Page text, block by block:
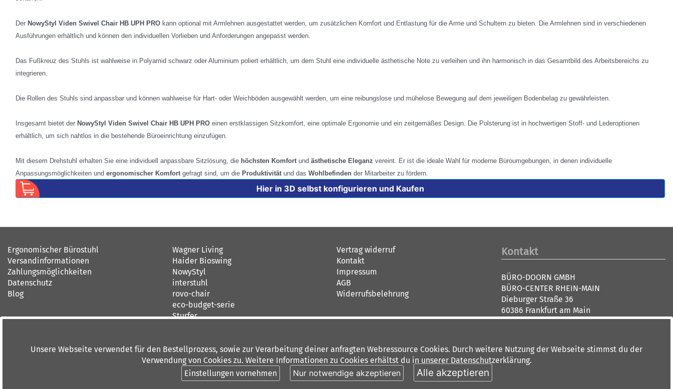
Der NowyStyl Viden Swivel Chair HB UPH PRO kann optional mit Armlehnen ausgestattet werden, um zusätzlichen Komfort und Entlastung für die Arme und Schultern zu bieten. Die Armlehnen sind in verschiedenen
Ausführungen erhältlich und können den individuellen Vorlieben und Anforderungen angepasst werden.
Das Fußkreuz des Stuhls ist wahlweise in Polyamid schwarz oder Aluminium poliert erhältlich, um dem Stuhl eine individuelle ästhetische Note zu verleihen und ihn harmonisch in das Gesamtbild des Arbeitsbereichs zu
integrieren.
Die Rollen des Stuhls sind anpassbar und können wahlweise für Hart- oder Weichböden ausgewählt werden, um eine reibungslose und mühelose Bewegung auf dem jeweiligen Bodenbelag zu gewährleisten.
Insgesamt bietet der NowyStyl Viden Swivel Chair HB UPH PRO einen erstklassigen Sitzkomfort, eine optimale Ergonomie und ein zeitgemäßes Design. Die Polsterung ist in hochwertigen Stoff- und Lederoptionen
erhältlich, um sich nahtlos in die bestehende Büroeinrichtung einzufügen.
Mit diesem Drehstuhl erhalten Sie eine individuell anpassbare Sitzlösung, die höchsten Komfortund ästhetische Eleganz vereint. Er ist die ideale Wahl für moderne Büroumgebungen, in denen individuelle
Anpassungsmöglichkeiten und ergonomischer Komfortgefragt sind, um die Produktivität und das Wohlbefinden der Mitarbeiter zu fördern.
Hier in 3D selbst konfigurieren und Kaufen
Ergonomischer Bürostuhl
Versandinformationen
Zahlungsmöglichkeiten
Datenschutz
Blog
Wagner Living
Haider Bioswing
NowyStyl
interstuhl
rovo-chair
eco-budget-serie
Sturfer
Vertrag widerruf
Kontakt
Impressum
AGB
Widerrufsbelehrung
Kontakt
BÜRO-DOORN GMBH
BÜRO-CENTER RHEIN-MAIN
Dieburger Straße 36
60386 Frankfurt am Main
Tel: 069 84 00 6 0
info(at)doorn.de
Öffnungszeiten:
Montag - Donnerstag 9.00-18.00 Uhr
Unsere Webseite verwendet für den Bestellprozess, sowie zur Verarbeitung deiner anfragten Webressource Cookies. Durch weitere Nutzung der Webseite stimmst du der
Verwendung von Cookies zu. Weitere Informationen zu Cookies erhältst du in unserer Datenschutzerklärung.
Einstellungen vornehmen
Nur notwendige akzeptieren Alle akzeptieren